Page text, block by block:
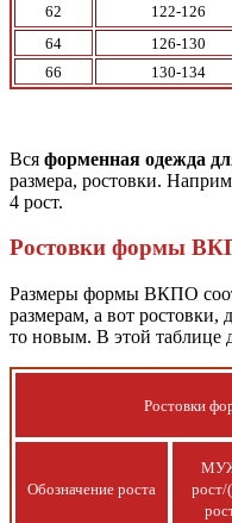
62
122-126
64
126-130
66
130-134
Вся форменная одежда
размера, ростовки.
4 рост.
Ростовки формы
Размеры формы ВКПО
размерам, а вот
то новым. В этой таблице
Ростовки
Обозначение роста
рост/